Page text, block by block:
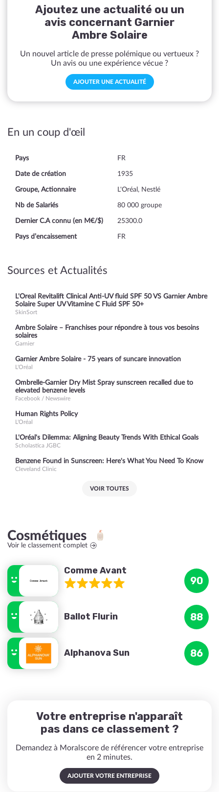
Ajoutez une actualité ou un
avis concernant Garnier
Ambre Solaire
Un nouvel article de presse polémique ou vertueux ?
Un avis ou une expérience vécue ?
AJOUTER UNE ACTUALITÉ
En un coup d'œil
Pays FR
Date de création 1935
Groupe, Actionnaire L'Oréal, Nestlé
Nb de Salariés 80 000 groupe
Dernier C.A connu (en M€/$) 25300.0
Pays d’encaissement FR
Sources et Actualités
L'Oreal Revitalift Clinical Anti-UV fluid SPF 50 VS Garnier Ambre
Solaire Super UV Vitamine C Fluid SPF 50+
SkinSort
Ambre Solaire – Franchises pour répondre à tous vos besoins
solaires
Garnier
Garnier Ambre Solaire - 75 years of suncare innovation
L'Oréal
Ombrelle-Garnier Dry Mist Spray sunscreen recalled due to
elevated benzene levels
Facebook / Newswire
Human Rights Policy
L'Oréal
L'Oréal's Dilemma: Aligning Beauty Trends With Ethical Goals
Scholastica JGBC
Benzene Found in Sunscreen: Here's What You Need To Know
Cleveland Clinic
VOIR TOUTES
Cosmétiques
Voir le classement complet
Comme Avant
90
Ballot Flurin 88
Alphanova Sun 86
Votre entreprise n'apparaît
pas dans ce classement ?
Demandez à Moralscore de référencer votre entreprise
en 2 minutes.
AJOUTER VOTRE ENTREPRISE